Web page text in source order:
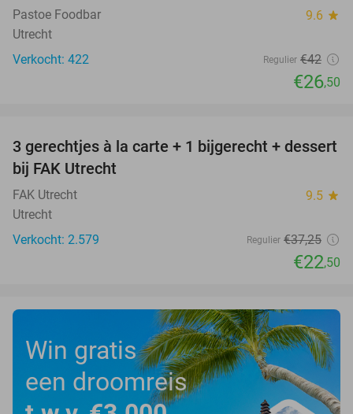
Pastoe Foodbar 9.6 star
Utrecht
Verkocht: 422
Regulier €42
€26,50
40%
3 gerechtjes à la carte + 1 bijgerecht + dessert
bij FAK Utrecht
FAK Utrecht 9.5 star
Utrecht
Verkocht: 2.579
Regulier €37,25
€22,50
Win gratis
een droomreis